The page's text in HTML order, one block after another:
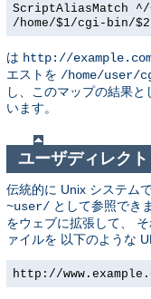
ScriptAliasMatch
/home/$1/cgi-bin/$2
は http://
エストを /home/
し、このマップの結果
います。
ユーザディレクト
伝統的に Unix システム
~user/ として参照でき
をウェブに拡張して、
ァイルを 以下のような
http://